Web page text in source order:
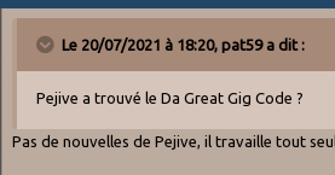
Le 20/07/2021 à 18:20, pat59a dit :
Pejive a trouvé le Da Great Gig Code ?
Pas de nouvelles de Pejive, il travaille tout